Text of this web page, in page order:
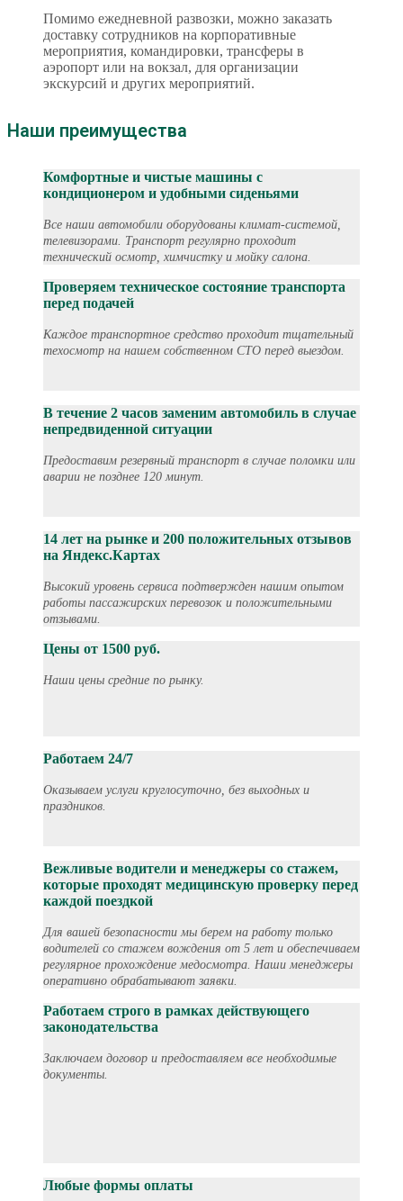
Помимо ежедневной развозки, можно заказать
доставку сотрудников на корпоративные
мероприятия, командировки, трансферы в
аэропорт или на вокзал, для организации
экскурсий и других мероприятий.
Наши преимущества
Комфортные и чистые машины с
кондиционером и удобными сиденьями
Все наши автомобили оборудованы климат-системой,
телевизорами. Транспорт регулярно проходит
технический осмотр, химчистку и мойку салона.
Проверяем техническое состояние транспорта
перед подачей
Каждое транспортное средство проходит тщательный
техосмотр на нашем собственном СТО перед выездом.
В течение 2 часов заменим автомобиль в случае
непредвиденной ситуации
Предоставим резервный транспорт в случае поломки или
аварии не позднее 120 минут.
14 лет на рынке и 200 положительных отзывов
на Яндекс.Картах
Высокий уровень сервиса подтвержден нашим опытом
работы пассажирских перевозок и положительными
отзывами.
Цены от 1500 руб.
Наши цены средние по рынку.
Работаем 24/7
Оказываем услуги круглосуточно, без выходных и
праздников.
Вежливые водители и менеджеры со стажем,
которые проходят медицинскую проверку перед
каждой поездкой
Для вашей безопасности мы берем на работу только
водителей со стажем вождения от 5 лет и обеспечиваем
регулярное прохождение медосмотра. Наши менеджеры
оперативно обрабатывают заявки.
Работаем строго в рамках действующего
законодательства
Заключаем договор и предоставляем все необходимые
документы.
Любые формы оплаты